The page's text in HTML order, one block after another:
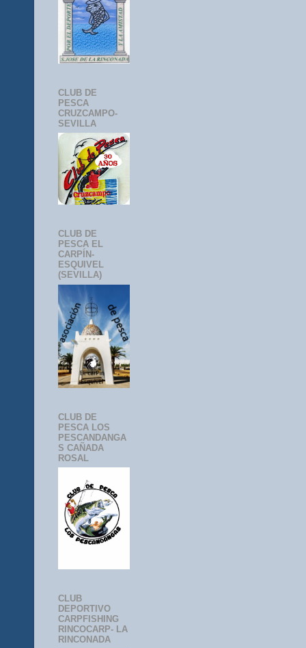
CLUB DE
PESCA
CRUZCAMPO-
SEVILLA
CLUB DE
PESCA EL
CARPÍN-
ESQUIVEL
(SEVILLA)
CLUB DE
PESCA LOS
PESCANDANGA
S CAÑADA
ROSAL
CLUB
DEPORTIVO
CARPFISHING
RINCOCARP- LA
RINCONADA